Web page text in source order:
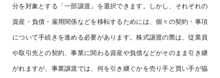
分を対象とする「一部譲渡」を選択できます。しかし、それぞれの
資産・負債・雇用関係などを移転するためには、個々の契約・事項
について手続きを進める必要があります。株式譲渡の際は、従業員
や取引先との契約、事業に関わる資産や負債などがそのまま引き継
がれますが、事業譲渡では、何を引き継ぐかを売り手と買い手が協